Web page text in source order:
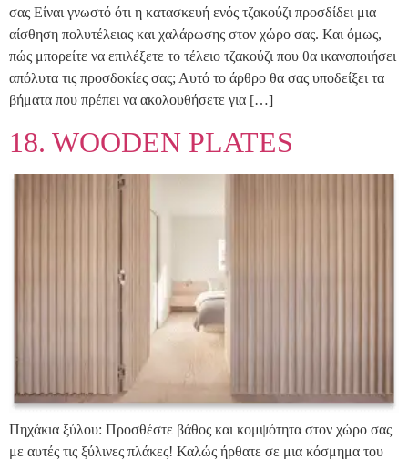
σας Είναι γνωστό ότι η κατασκευή ενός τζακούζι προσδίδει μια
αίσθηση πολυτέλειας και χαλάρωσης στον χώρο σας. Και όμως,
πώς μπορείτε να επιλέξετε το τέλειο τζακούζι που θα ικανοποιήσει
απόλυτα τις προσδοκίες σας; Αυτό το άρθρο θα σας υποδείξει τα
βήματα που πρέπει να ακολουθήσετε για […]
18. WOODEN PLATES
Πηχάκια ξύλου: Προσθέστε βάθος και κομψότητα στον χώρο σας
με αυτές τις ξύλινες πλάκες! Καλώς ήρθατε σε μια κόσμημα του